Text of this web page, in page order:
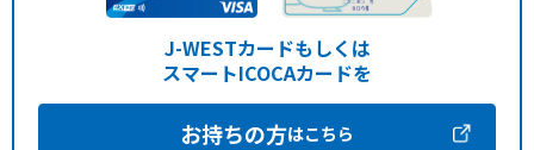
J-WESTカードもしくは
スマートICOCAカードを
お持ちの方はこちら